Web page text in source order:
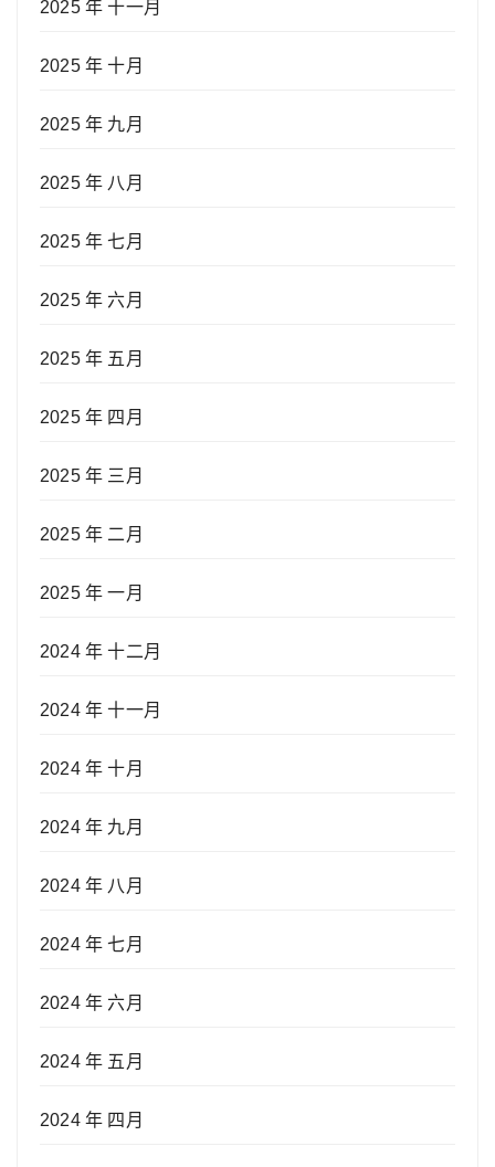
2025 年 十一月
2025 年 十月
2025 年 九月
2025 年 八月
2025 年 七月
2025 年 六月
2025 年 五月
2025 年 四月
2025 年 三月
2025 年 二月
2025 年 一月
2024 年 十二月
2024 年 十一月
2024 年 十月
2024 年 九月
2024 年 八月
2024 年 七月
2024 年 六月
2024 年 五月
2024 年 四月